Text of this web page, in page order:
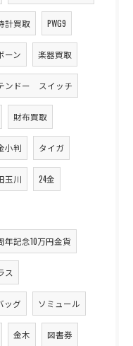
計買取 PWG9
ーン 楽器買取
ンドー スイッチ
財布買取
小判 タイガ
玉川 24金
年記念10万円金貨
ス
ッグ ソミュール
金木 図書券